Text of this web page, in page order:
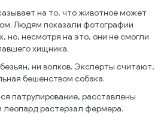
на то, что животное может
Людям показали фотографии
но, несмотря на это, они не смогли
хищника.
ни волков. Эксперты считают,
бешенством собака.
патрулирование, расставлены
леопард растерзал фермера.